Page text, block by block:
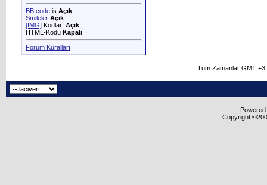
BB code is Açık
Smileler Açık
[IMG] Kodları Açık
HTML-Kodu Kapalı
Forum Kuralları
Tüm Zamanlar GMT
Copyright